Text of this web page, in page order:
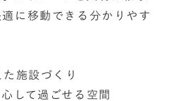
に移動できる分かりやす
施設づくり
して過ごせる空間